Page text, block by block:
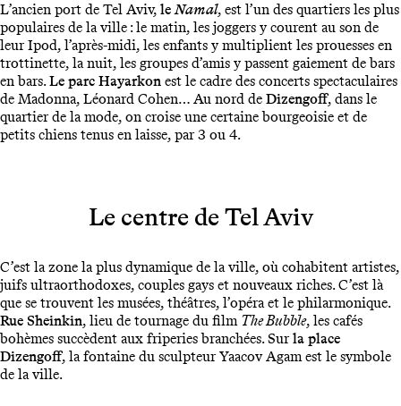
L’ancien port de Tel Aviv, leNamal, est l’un des quartiers les plus
populaires de la ville : le matin, les joggers y courent au son de
leur Ipod, l’après-midi, les enfants y multiplient les prouesses en
trottinette, la nuit, les groupes d’amis y passent gaiement de bars
en bars.Le parc Hayarkon est le cadre des concerts spectaculaires
de Madonna, Léonard Cohen… Au nord de Dizengoff, dans le
quartier de la mode, on croise une certaine bourgeoisie et de
petits chiens tenus en laisse, par 3 ou 4.
Le centre de Tel Aviv
C’est la zone la plus dynamique de la ville, où cohabitent artistes,
juifs ultraorthodoxes, couples gays et nouveaux riches. C’est là
que se trouvent les musées, théâtres, l’opéra et le philarmonique.
Rue Sheinkin, lieu de tournage du film The Bubble, les cafés
bohèmes succèdent aux friperies branchées. Surla place
Dizengoff, la fontaine du sculpteur Yaacov Agam est le symbole
de la ville.